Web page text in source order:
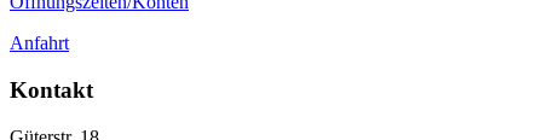
Anfahrt
Kontakt